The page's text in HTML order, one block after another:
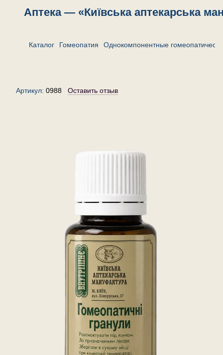
Аптека — «Київська аптекарська
Каталог Гомеопатия Однокомпонентные
Артикул: 0988 Оставить отзыв